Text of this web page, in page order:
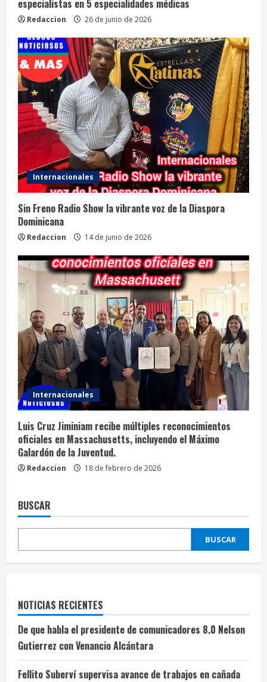
especialistas en 5 especialidades médicas
Redaccion 26 de junio de 2026
Internacionales
Sin Freno Radio Show la vibrante voz de la Diaspora
Dominicana
Redaccion 14 de junio de 2026
Internacionales
Luis Cruz Jiminiam recibe múltiples reconocimientos
oficiales en Massachusetts, incluyendo el Máximo
Galardón de la Juventud.
Redaccion 18 de febrero de 2026
BUSCAR
BUSCAR
NOTICIAS RECIENTES
De que habla el presidente de comunicadores 8.0 Nelson
Gutierrez con Venancio Alcántara
Fellito Suberví supervisa avance de trabajos en cañada